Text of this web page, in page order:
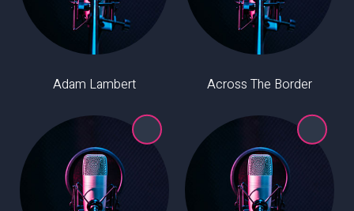
Across The Border
Adam Lambert